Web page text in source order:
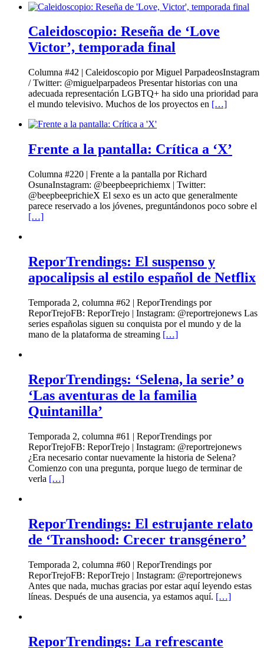
Caleidoscopio: Reseña de ‘Love
Victor’, temporada final
Columna #42 | Caleidoscopio por Miguel ParpadeosInstagram
/ Twitter: @miguelparpadeos Presentar historias con una
adecuada representación LGBTQ+ ha sido una prioridad para
el mundo televisivo. Muchos de los proyectos en […]
Frente a la pantalla: Crítica a ‘X’
Columna #220 | Frente a la pantalla por Richard
OsunaInstagram: @beepbeeprichiemx | Twitter:
@beepbeeprichieX El sexo es un acto que generalmente
parece reservado a los jóvenes, preguntándonos poco sobre el
[…]
ReporTrendings: El suspenso y
apocalipsis al estilo español de Netflix
Temporada 2, columna #62 | ReporTrendings por
ReporTrejoFB: ReporTrejo | Instagram: @reportrejonews Las
series españolas siguen su conquista por el mundo y de la
mano de la plataforma de streaming […]
ReporTrendings: ‘Selena, la serie’ o
‘Las aventuras de la familia
Quintanilla’
Temporada 2, columna #61 | ReporTrendings por
ReporTrejoFB: ReporTrejo | Instagram: @reportrejonews
¿Era necesario contar nuevamente la historia de Selena?
Comienzo con una pregunta, porque luego de terminar de
verla […]
ReporTrendings: El estrujante relato
de ‘Transhood: Crecer transgénero’
Temporada 2, columna #60 | ReporTrendings por
ReporTrejoFB: ReporTrejo | Instagram: @reportrejonews
Antes que nada, muchas gracias por estar aquí leyendo estas
líneas. Después de una ausencia, ya estamos aquí. […]
ReporTrendings: La refrescante